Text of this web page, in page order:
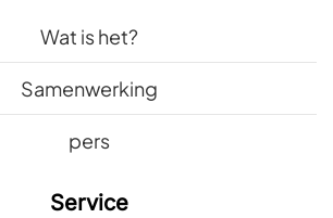
Wat is het?
Samenwerking
pers
Service